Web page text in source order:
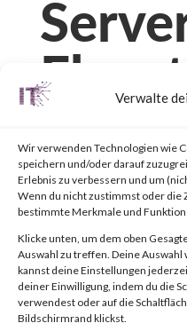
Verwalte
Wir verwenden Technologien wie
speichern und/oder darauf
Erlebnis zu verbessern und um
Wenn du nicht zustimmst oder die
bestimmte Merkmale und
Klicke unten, um dem oben
Auswahl zu treffen. Deine Auswahl
kannst deine Einstellungen
deiner Einwilligung, indem du die
verwendest oder auf die
Bildschirmrand klickst.